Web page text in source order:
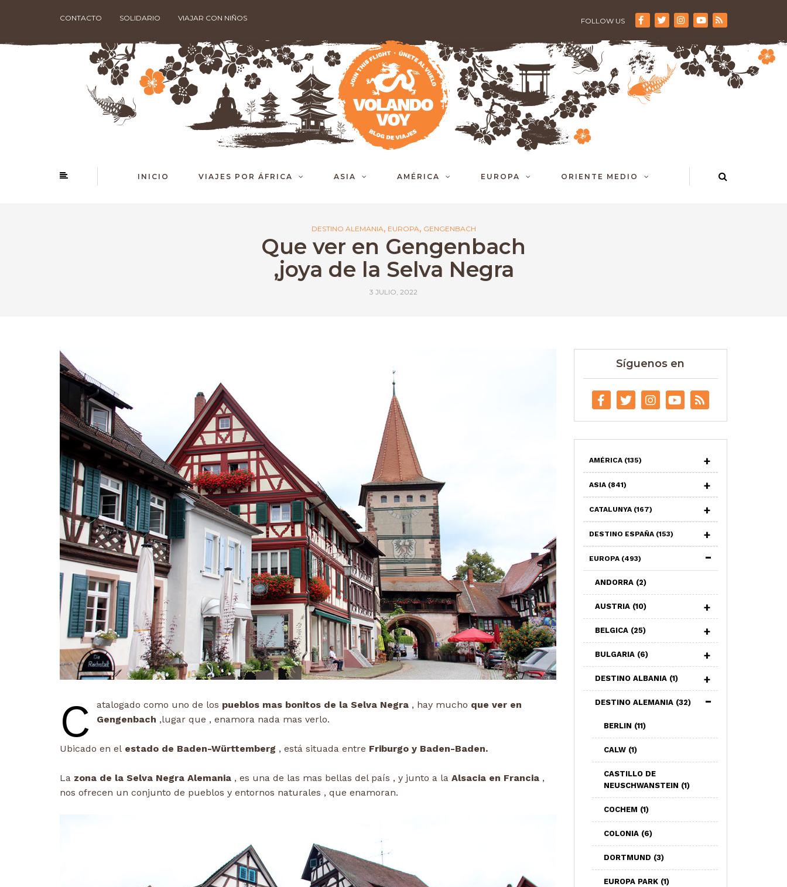
CONTACTO SOLIDARIO VIAJAR CON NIÑOS FOLLOW US
INICIO VIAJES POR ÁFRICA ASIA AMÉRICA EUROPA ORIENTE MEDIO
DESTINO ALEMANIA, EUROPA, GENGENBACH
Que ver en Gengenbach
,joya de la Selva Negra
3 JULIO, 2022
C atalogado como uno de los pueblos mas bonitos de la Selva Negra , hay mucho que ver en
Gengenbach ,lugar que , enamora nada mas verlo.
Ubicado en el estado de Baden-Württemberg , está situada entre Friburgo y Baden-Baden.
La zona de la Selva Negra Alemania , es una de las mas bellas del país , y junto a la Alsacia en Francia ,
nos ofrecen un conjunto de pueblos y entornos naturales , que enamoran.
Síguenos en
AMÉRICA (135)
ASIA (841)
CATALUNYA (167)
DESTINO ESPAÑA (153)
EUROPA (493)
ANDORRA (2)
AUSTRIA (10)
BELGICA (25)
BULGARIA (6)
DESTINO ALBANIA (1)
DESTINO ALEMANIA (32)
BERLIN (11)
CALW (1)
CASTILLO DE
NEUSCHWANSTEIN (1)
COCHEM (1)
COLONIA (6)
DORTMUND (3)
EUROPA PARK (1)